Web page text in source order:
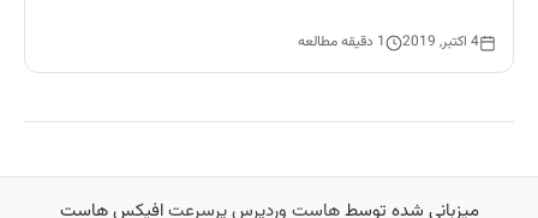
4 اکتبر, 2019 1 دقیقه مطالعه
میزبانی شده توسطهاست وردپرس پرسرعتافیکس هاست